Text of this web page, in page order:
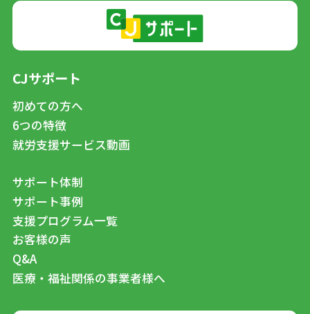
CJサポート
初めての方へ
6つの特徴
就労支援サービス動画
サポート体制
サポート事例
支援プログラム一覧
お客様の声
Q&A
医療・福祉関係の事業者様へ